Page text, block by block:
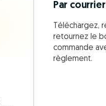
Par courrier
Téléchargez,
retournez le
commande
règlement.